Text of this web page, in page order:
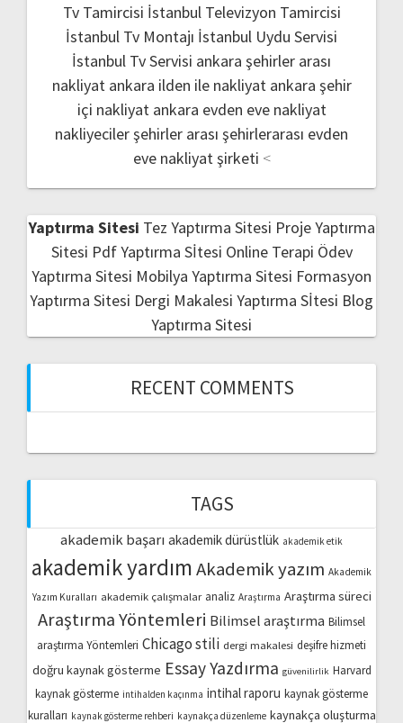
Tv Tamircisi İstanbul Televizyon Tamircisi
İstanbul Tv Montajı İstanbul Uydu Servisi
İstanbul Tv Servisi ankara şehirler arası
nakliyat ankara ilden ile nakliyat ankara şehir
içi nakliyat ankara evden eve nakliyat
nakliyeciler şehirler arası şehirlerarası evden
eve nakliyat şirketi <
Yaptırma Sitesi Tez Yaptırma Sitesi Proje Yaptırma
Sitesi Pdf Yaptırma Sİtesi Online Terapi Ödev
Yaptırma Sitesi Mobilya Yaptırma Sitesi Formasyon
Yaptırma Sitesi Dergi Makalesi Yaptırma Sİtesi Blog
Yaptırma Sitesi
RECENT COMMENTS
TAGS
akademik başarı akademik dürüstlük akademik etik
akademik yardımAkademik yazım Akademik
Yazım Kuralları akademik çalışmalar analiz Araştırma Araştırma süreci
Araştırma Yöntemleri Bilimsel araştırma Bilimsel
araştırma Yöntemleri Chicago stili dergi makalesi deşifre hizmeti
doğru kaynak gösterme Essay Yazdırma güvenilirlik Harvard
kaynak gösterme intihalden kaçınma intihal raporu kaynak gösterme
kuralları kaynak gösterme rehberi kaynakça düzenleme kaynakça oluşturma